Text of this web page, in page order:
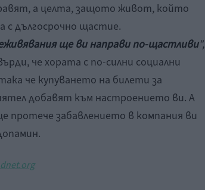
а целта, защото живот, който
с дългосрочно щастие.
ще ви направи по-щастливи",
че хората с по-силни социални
че купуването на билети за
добавят към настроението ви. А
протече забавлението в компания ви